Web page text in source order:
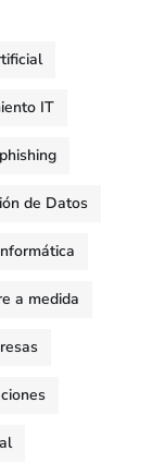
IT
phishing
de Datos
a medida